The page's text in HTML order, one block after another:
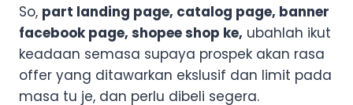
So, part landing page, catalog page, banner
facebook page, shopee shop ke, ubahlah ikut
keadaan semasa supaya prospek akan rasa
offer yang ditawarkan ekslusif dan limit pada
masa tu je, dan perlu dibeli segera.